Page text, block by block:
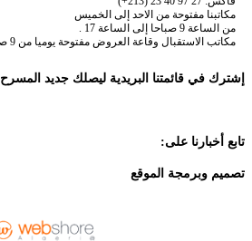
مكاتبنا مفتوحة من الاحد إلى الخميس
من الساعة 9 صباحا إلى الساعة 17 .
مكاتب الاستقبال وقاعة العروض مفتوحة يوميا من 9 صباحا إلى غاية نهاية العروض.
إشترك في قائمتنا البريدية ليصلك جديد المسرح
تابع أخبارنا على:
تصميم وبرمجة الموقع